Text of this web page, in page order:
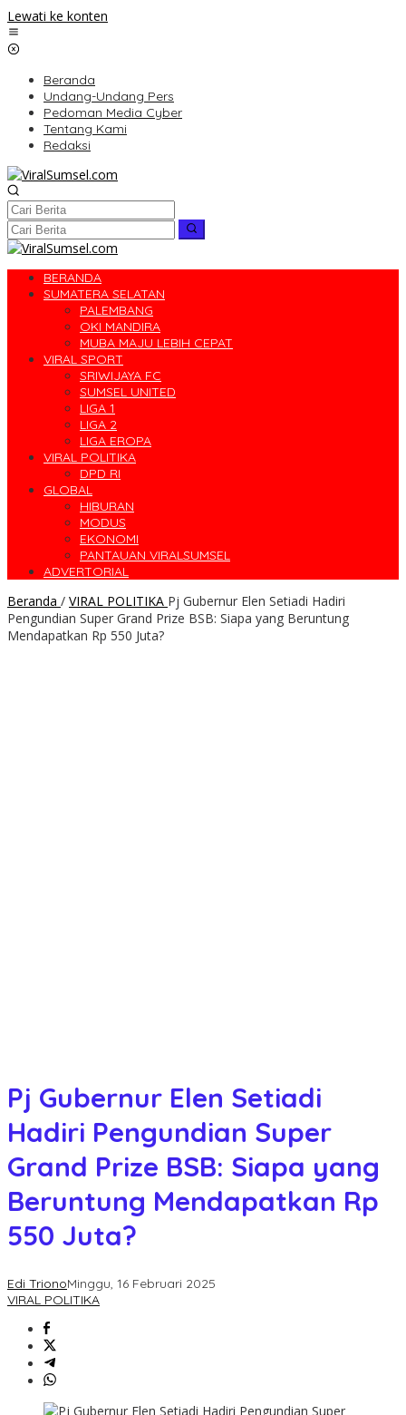
Lewati ke konten
Beranda
Undang-Undang Pers
Pedoman Media Cyber
Tentang Kami
Redaksi
BERANDA
SUMATERA SELATAN
PALEMBANG
OKI MANDIRA
MUBA MAJU LEBIH CEPAT
VIRAL SPORT
SRIWIJAYA FC
SUMSEL UNITED
LIGA 1
LIGA 2
LIGA EROPA
VIRAL POLITIKA
DPD RI
GLOBAL
HIBURAN
MODUS
EKONOMI
PANTAUAN VIRALSUMSEL
ADVERTORIAL
Beranda / VIRAL POLITIKA Pj Gubernur Elen Setiadi Hadiri
Pengundian Super Grand Prize BSB: Siapa yang Beruntung
Mendapatkan Rp 550 Juta?
Pj Gubernur Elen Setiadi
Hadiri Pengundian Super
Grand Prize BSB: Siapa yang
Beruntung Mendapatkan Rp
550 Juta?
Edi TrionoMinggu, 16 Februari 2025
VIRAL POLITIKA